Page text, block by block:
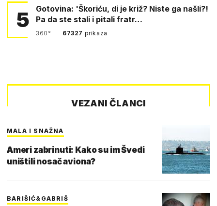
5
Gotovina: 'Škoriću, di je križ? Niste ga našli?!
Pa da ste stali i pitali fratr…
360° 67327 prikaza
VEZANI ČLANCI
MALA I SNAŽNA
Ameri zabrinuti: Kako su im Švedi
uništili nosač aviona?
BARIŠIĆ&GABRIŠ